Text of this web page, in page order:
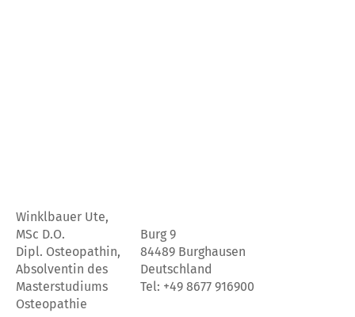
Winklbauer Ute,
MSc D.O.
Dipl. Osteopathin,
Absolventin des
Masterstudiums
Osteopathie
Burg 9
84489 Burghausen
Deutschland
Tel: +49 8677 916900